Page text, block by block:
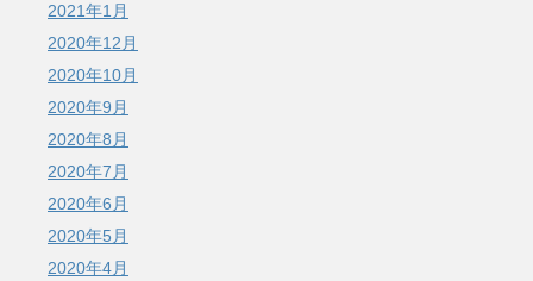
2021年1月
2020年12月
2020年10月
2020年9月
2020年8月
2020年7月
2020年6月
2020年5月
2020年4月